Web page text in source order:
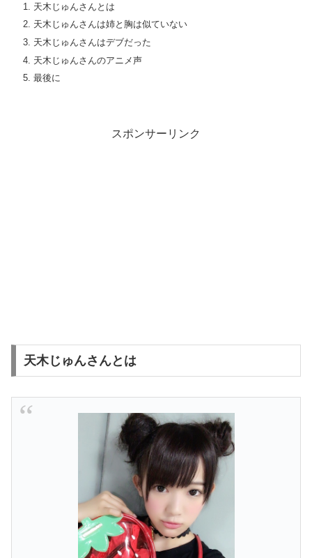
天木じゅんさんとは
天木じゅんさんは姉と胸は似ていない
天木じゅんさんはデブだった
天木じゅんさんのアニメ声
最後に
スポンサーリンク
天木じゅんさんとは